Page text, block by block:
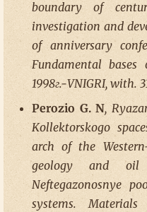
boundary of
investigation and
of anniversary
Fundamental bases
1998г.-VNIGRI, with.
Perozio G. N,
Kollektorskogo
arch of the
geology and oil
Neftegazonosnye
systems.